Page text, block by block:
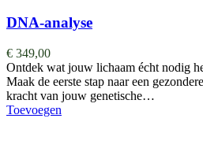
DNA-analyse
€ 349,00
Ontdek wat jouw lichaam écht nodig
Maak de eerste stap naar een
kracht van jouw genetische…
Toevoegen